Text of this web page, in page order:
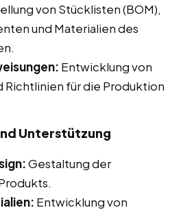
von Stücklisten (BOM),
und Materialien des
Entwicklung von
Richtlinien für die Produktion
Unterstützung
Gestaltung der
Entwicklung von